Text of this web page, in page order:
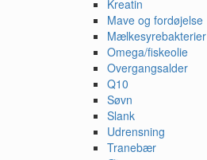
Kreatin
Mave og fordøjelse
Mælkesyrebakterier
Omega/fiskeolie
Overgangsalder
Q10
Søvn
Slank
Udrensning
Tranebær